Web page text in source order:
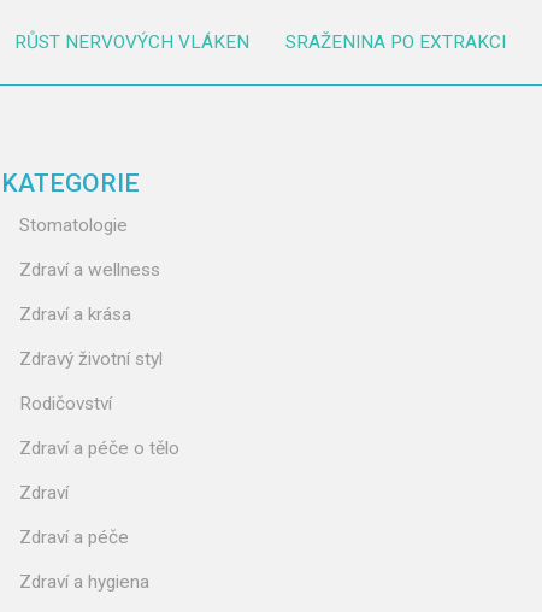
RŮST NERVOVÝCH VLÁKEN SRAŽENINA PO EXTRAKCI
KATEGORIE
Stomatologie
Zdraví a wellness
Zdraví a krása
Zdravý životní styl
Rodičovství
Zdraví a péče o tělo
Zdraví
Zdraví a péče
Zdraví a hygiena